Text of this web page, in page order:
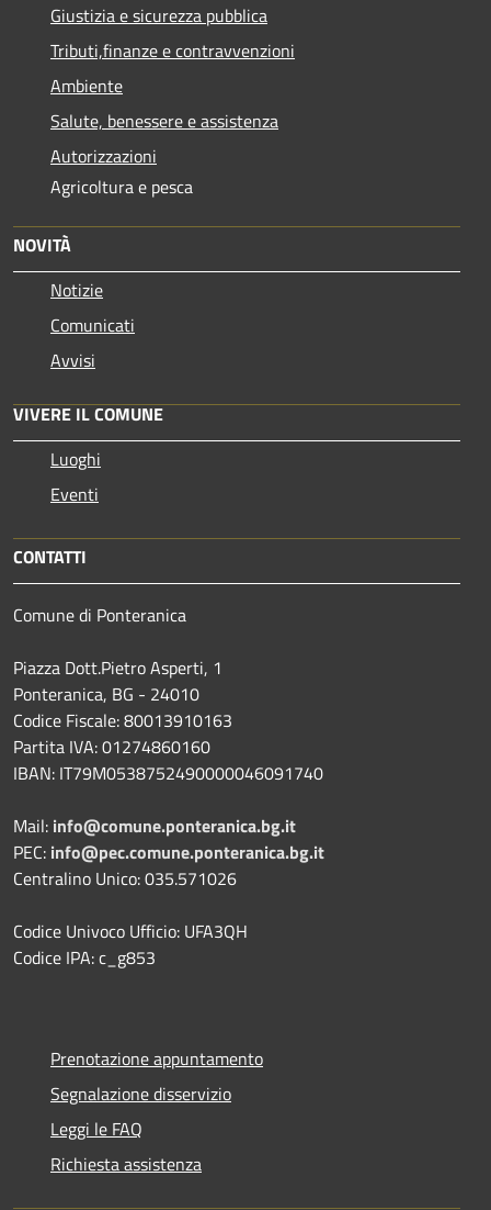
Giustizia e sicurezza pubblica
Tributi,finanze e contravvenzioni
Ambiente
Salute, benessere e assistenza
Autorizzazioni
Agricoltura e pesca
NOVITÀ
Notizie
Comunicati
Avvisi
VIVERE IL COMUNE
Luoghi
Eventi
CONTATTI
Comune di Ponteranica
Piazza Dott.Pietro Asperti, 1
Ponteranica, BG - 24010
Codice Fiscale: 80013910163
Partita IVA: 01274860160
IBAN: IT79M0538752490000046091740
Mail: info@comune.ponteranica.bg.it
PEC: info@pec.comune.ponteranica.bg.it
Centralino Unico: 035.571026
Codice Univoco Ufficio: UFA3QH
Codice IPA: c_g853
Prenotazione appuntamento
Segnalazione disservizio
Leggi le FAQ
Richiesta assistenza